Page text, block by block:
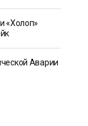
«Холоп»
Аварии